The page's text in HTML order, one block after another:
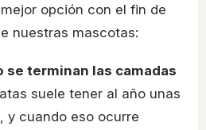
opción con el fin de
nuestras mascotas:
se terminan las camadas
suele tener al año unas
y cuando eso ocurre